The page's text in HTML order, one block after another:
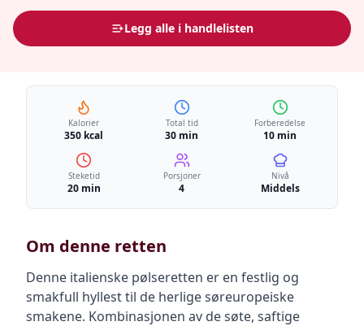
Legg alle i handlelisten
Kalorier
350 kcal
Total tid
30 min
Forberedelse
10 min
Steketid
20 min
Porsjoner
4
Nivå
Middels
Om denne retten
Denne italienske pølseretten er en festlig og
smakfull hyllest til de herlige søreuropeiske
smakene. Kombinasjonen av de søte, saftige